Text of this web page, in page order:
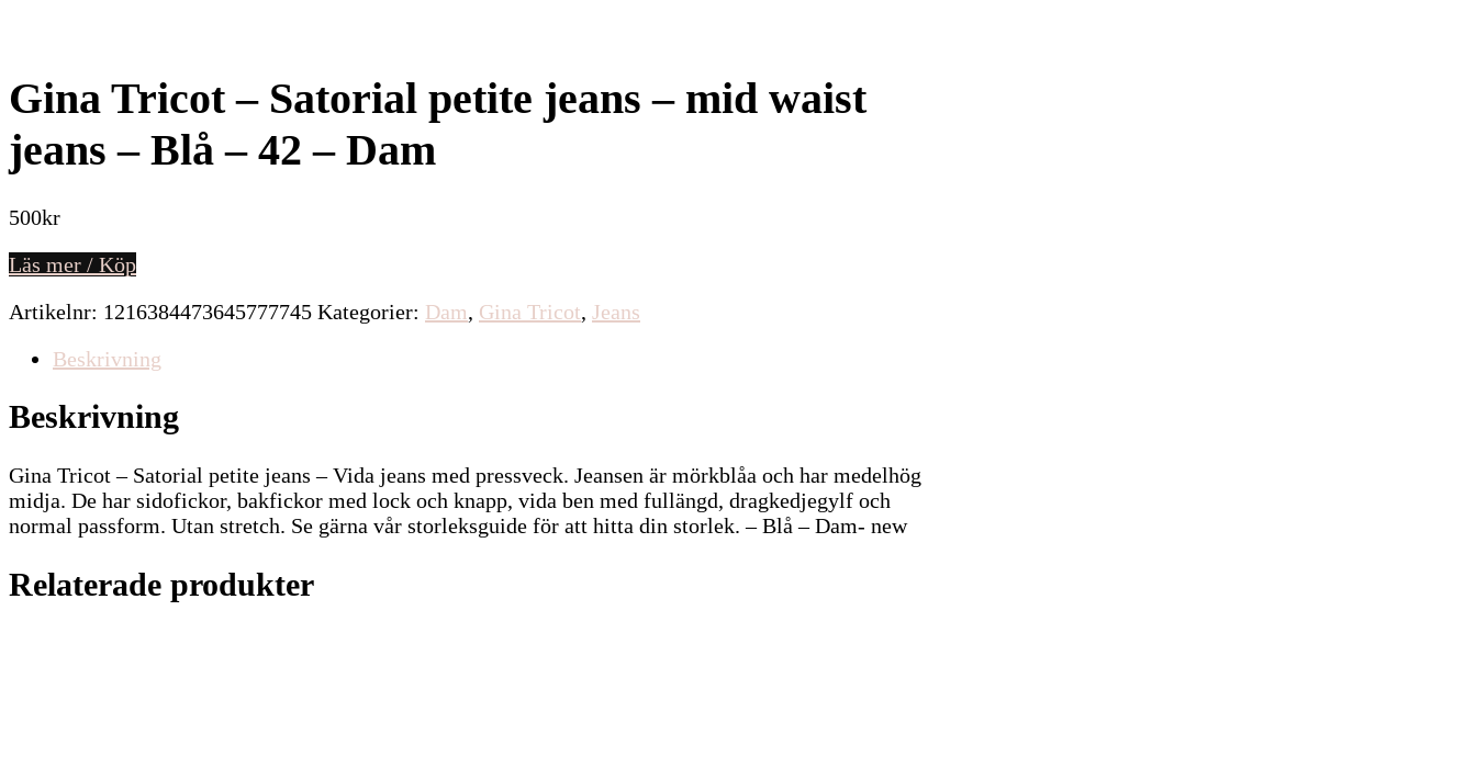
Gina Tricot – Satorial petite jeans – mid waist
jeans – Blå – 42 – Dam
500kr
Läs mer / Köp
Artikelnr: 1216384473645777745 Kategorier: Dam, Gina Tricot, Jeans
Beskrivning
Beskrivning
Gina Tricot – Satorial petite jeans – Vida jeans med pressveck. Jeansen är mörkblåa och har medelhög
midja. De har sidofickor, bakfickor med lock och knapp, vida ben med fullängd, dragkedjegylf och
normal passform. Utan stretch. Se gärna vår storleksguide för att hitta din storlek. – Blå – Dam- new
Relaterade produkter